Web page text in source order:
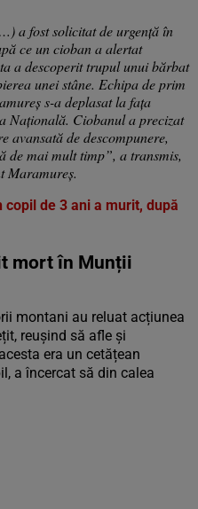
a fost solicitat de urgenţă în
ce un cioban a alertat
a descoperit trupul unui bărbat
unei stâne. Echipa de prim
s-a deplasat la faţa
Naţională. Ciobanul a precizat
avansată de descompunere,
de mai mult timp”, a transmis,
Maramureș.
copil de 3 ani a murit, după
mort în Munții
montani au reluat acțiunea
reușind să afle și
era un cetățean
a încercat să din calea